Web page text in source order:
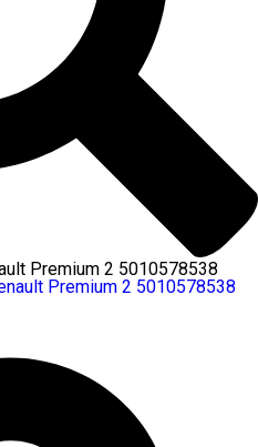
Premium 2 5010578538